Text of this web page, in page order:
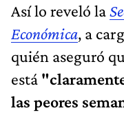
Así lo reveló la
Económica, a
quién aseguró
está
las peores